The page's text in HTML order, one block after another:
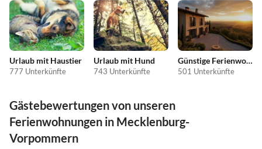
Urlaub mit Haustier
777 Unterkünfte
Urlaub mit Hund
743 Unterkünfte
Günstige Ferienwohnungen
501 Unterkünfte
Gästebewertungen von unseren
Ferienwohnungen in Mecklenburg-
Vorpommern